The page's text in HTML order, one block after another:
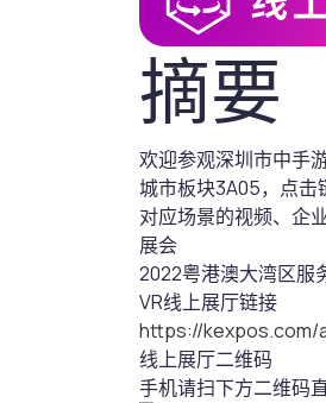
摘要
欢迎参观深圳市中手
城市板块3A05，点击
对应场景的视频、企
展会
2022粤港澳大湾区服
VR线上展厅链接
https://kexpos.com/
线上展厅二维码
手机请扫下方二维码